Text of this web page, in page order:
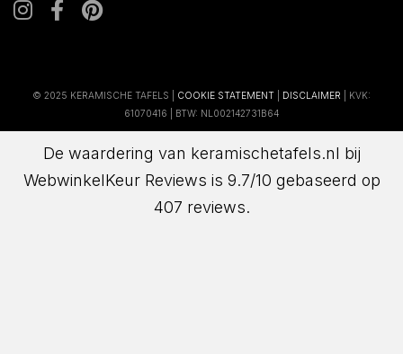
© 2025 KERAMISCHE TAFELS | COOKIE STATEMENT DISCLAIMER | KVK:
61070416 | BTW: NL002142731B64
De waardering van keramischetafels.nl bij
WebwinkelKeur Reviews is 9.7/10 gebaseerd op
407 reviews.